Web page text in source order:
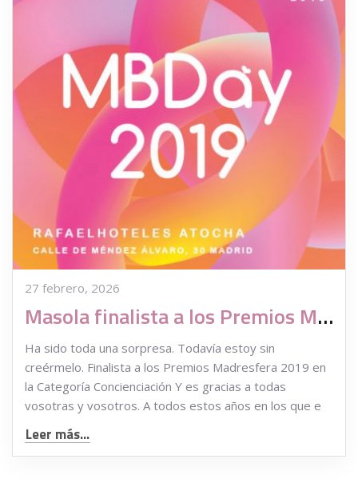
27 febrero, 2026
Masola finalista a los Premios Madresfera 2019
Ha sido toda una sorpresa. Todavía estoy sin
creérmelo. Finalista a los Premios Madresfera 2019 en
la Categoría Concienciación Y es gracias a todas
vosotras y vosotros. A todos estos años en los que e
Leer más...